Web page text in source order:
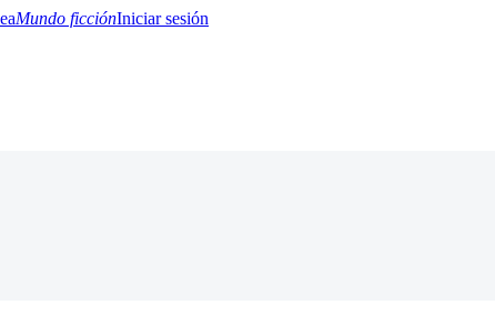
Mundo ficciónIniciar sesión